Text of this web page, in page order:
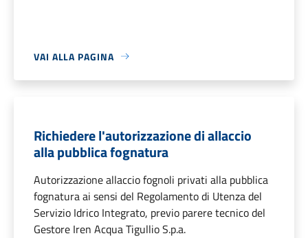
VAI ALLA PAGINA
Richiedere l'autorizzazione di allaccio
alla pubblica fognatura
Autorizzazione allaccio fognoli privati alla pubblica
fognatura ai sensi del Regolamento di Utenza del
Servizio Idrico Integrato, previo parere tecnico del
Gestore Iren Acqua Tigullio S.p.a.